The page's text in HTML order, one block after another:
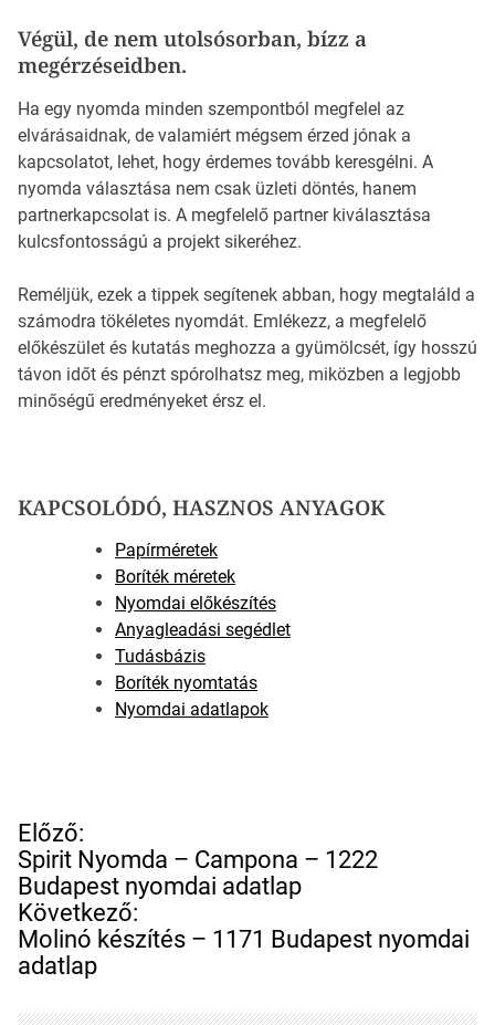
Végül, de nem utolsósorban, bízz a
megérzéseidben.
Ha egy nyomda minden szempontból megfelel az
elvárásaidnak, de valamiért mégsem érzed jónak a
kapcsolatot, lehet, hogy érdemes tovább keresgélni. A
nyomda választása nem csak üzleti döntés, hanem
partnerkapcsolat is. A megfelelő partner kiválasztása
kulcsfontosságú a projekt sikeréhez.
Reméljük, ezek a tippek segítenek abban, hogy megtaláld a
számodra tökéletes nyomdát. Emlékezz, a megfelelő
előkészület és kutatás meghozza a gyümölcsét, így hosszú
távon időt és pénzt spórolhatsz meg, miközben a legjobb
minőségű eredményeket érsz el.
KAPCSOLÓDÓ, HASZNOS ANYAGOK
Papírméretek
Boríték méretek
Nyomdai előkészítés
Anyagleadási segédlet
Tudásbázis
Boríték nyomtatás
Nyomdai adatlapok
B
e
j
e
g
y
z
Előző:
Spirit Nyomda – Campona – 1222
Budapest nyomdai adatlap
Következő:
Molinó készítés – 1171 Budapest nyomdai
adatlap